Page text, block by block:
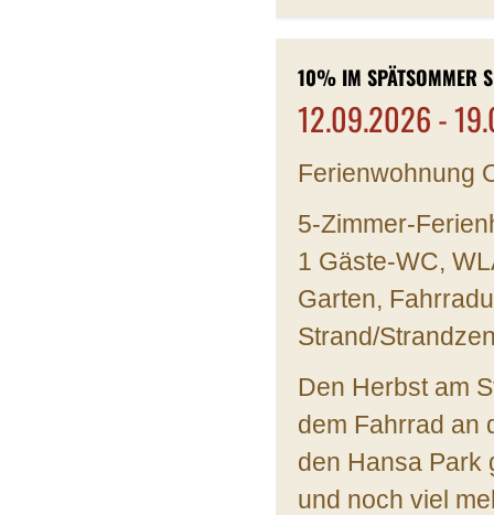
10% IM SPÄTSOMMER
12.09.2026 -
Ferienwohnung
5-Zimmer-
1 Gäste-WC,
Garten,
Strand/
Den Herbst am
dem Fahrrad an
den Hansa Park
und noch viel